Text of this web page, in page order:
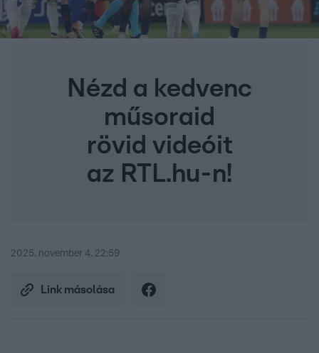
Nézd a kedvenc
műsoraid
rövid videóit
az RTL.hu-n!
2025. november 4. 22:59
Link másolása